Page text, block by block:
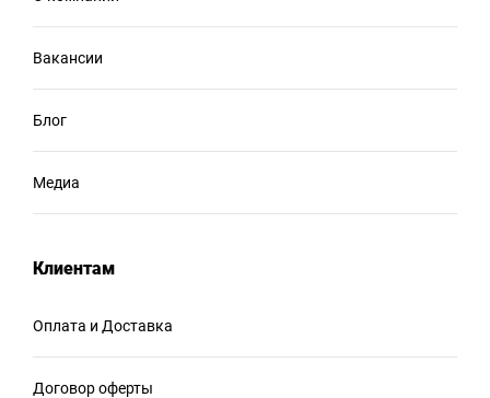
Вакансии
Блог
Медиа
Клиентам
Оплата и Доставка
Договор оферты